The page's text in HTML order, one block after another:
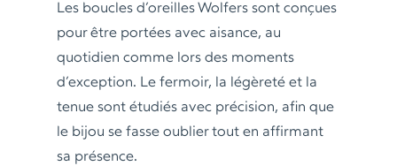
Les boucles d’oreilles Wolfers sont conçues
pour être portées avec aisance, au
quotidien comme lors des moments
d’exception. Le fermoir, la légèreté et la
tenue sont étudiés avec précision, afin que
le bijou se fasse oublier tout en affirmant
sa présence.